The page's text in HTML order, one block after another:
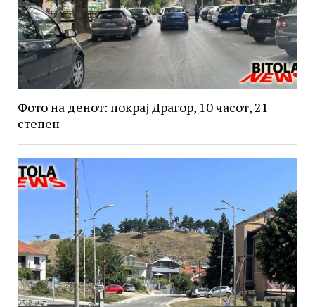
Фото на денот: покрај Драгор, 10 часот, 21
степен